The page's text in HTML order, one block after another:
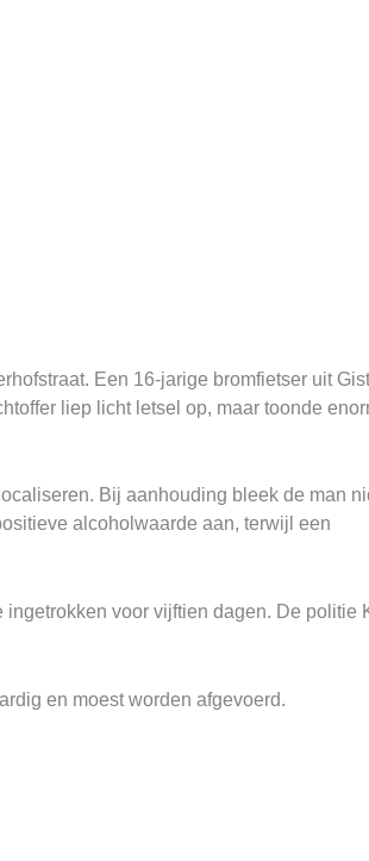
Een 16-jarige bromfietser uit
liep licht letsel op, maar toonde
Bij aanhouding bleek de man
alcoholwaarde aan, terwijl een
voor vijftien dagen. De politie
en moest worden afgevoerd.